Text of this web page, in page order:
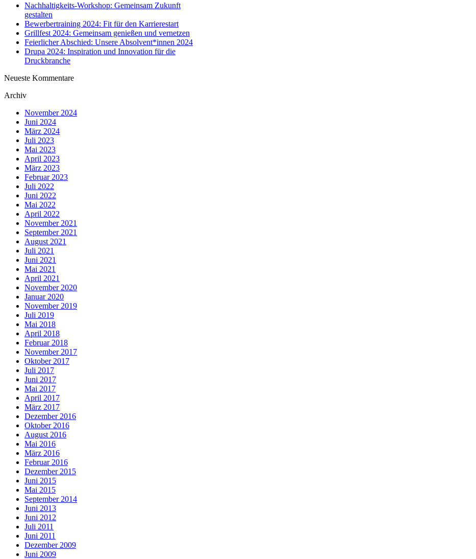
Nachhaltigkeits-Workshop: Gemeinsam Zukunft
gestalten
Bewerbertraining 2024: Fit für den Karrierestart
Grillfest 2024: Gemeinsam genießen und vernetzen
Feierlicher Abschied: Unsere Absolvent*innen 2024
Drupa 2024: Inspiration und Innovation für die
Druckbranche
Neueste Kommentare
Archiv
November 2024
Juni 2024
März 2024
Juli 2023
Mai 2023
April 2023
März 2023
Februar 2023
Juli 2022
Juni 2022
Mai 2022
April 2022
November 2021
September 2021
August 2021
Juli 2021
Juni 2021
Mai 2021
April 2021
November 2020
Januar 2020
November 2019
Juli 2019
Mai 2018
April 2018
Februar 2018
November 2017
Oktober 2017
Juli 2017
Juni 2017
Mai 2017
April 2017
März 2017
Dezember 2016
Oktober 2016
August 2016
Mai 2016
März 2016
Februar 2016
Dezember 2015
Juni 2015
Mai 2015
September 2014
Juni 2013
Juni 2012
Juli 2011
Juni 2011
Dezember 2009
Juni 2009